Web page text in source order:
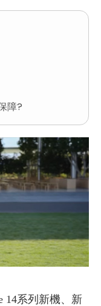
障?
14系列新機、新